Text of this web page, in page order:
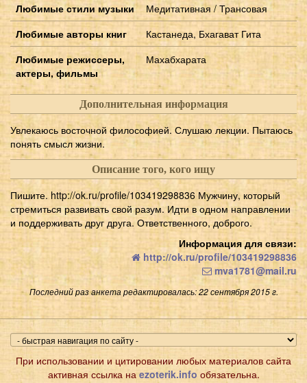
Любимые стили музыки
Медитативная / Трансовая
Любимые авторы книг
Кастанеда, Бхагават Гита
Любимые режиссеры,
актеры, фильмы
Махабхарата
Дополнительная информация
Увлекаюсь восточной философией. Слушаю лекции. Пытаюсь
понять смысл жизни.
Описание того, кого ищу
Пишите. http://ok.ru/profile/103419298836 Мужчину, который
стремиться развивать свой разум. Идти в одном направлении
и поддерживать друг друга. Ответственного, доброго.
Информация для связи:
http://ok.ru/profile/103419298836
mva1781@mail.ru
Последний раз анкета редактировалась: 22 сентября 2015 г.
При использовании и цитировании любых материалов сайта
активная ссылка на ezoterik.info обязательна.